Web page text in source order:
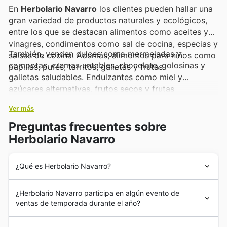
En Herbolario Navarro los clientes pueden hallar una
gran variedad de productos naturales y ecológicos,
entre los que se destacan alimentos como aceites y
vinagres, condimentos como sal de cocina, especias y
salsas de cocina. Además, alimentos para niños como
papillas, purés, tarritos, galletas y frutas.
También, venden dulces como mermeladas y
compotas, cremas untables, chocolate, golosinas y
galletas saludables. Endulzantes como miel y
azúcares alternativas, frutos secos y frutas
comestibles, entre otros. A su vez, venden infusiones
como té, cereales, legumbres y pastas, conservas y
vegetales, patés, sopas y caldos, entre otros. Por otra
parte, enHerbolario Navarro
ecológica, artículos para el hogar y más.
Ver más
Preguntas frecuentes sobre
Herbolario Navarro
¿Qué es Herbolario Navarro?
con la fundación de su primera tienda que nació como
un pequeño herbolario lindero al Ayuntamiento de
Valencia. Por aquél entonces, la naturaleza estaba más
¿Herbolario Navarro participa en algún evento de
ventas de temporada durante el año?